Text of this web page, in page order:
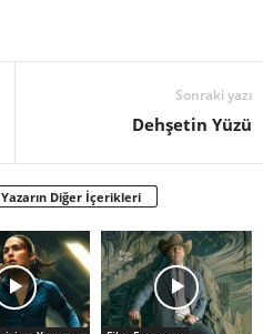
Sonraki yazı
Dehşetin Yüzü
Yazarın Diğer İçerikleri